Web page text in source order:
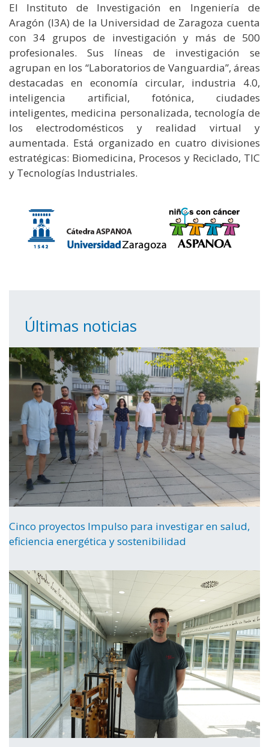
El Instituto de Investigación en Ingeniería de
Aragón (I3A) de la Universidad de Zaragoza cuenta
con 34 grupos de investigación y más de 500
profesionales. Sus líneas de investigación se
agrupan en los “Laboratorios de Vanguardia”, áreas
destacadas en economía circular, industria 4.0,
inteligencia artificial, fotónica, ciudades
inteligentes, medicina personalizada, tecnología de
los electrodomésticos y realidad virtual y
aumentada. Está organizado en cuatro divisiones
estratégicas: Biomedicina, Procesos y Reciclado, TIC
y Tecnologías Industriales.
Últimas noticias
Cinco proyectos Impulso para investigar en salud,
eficiencia energética y sostenibilidad